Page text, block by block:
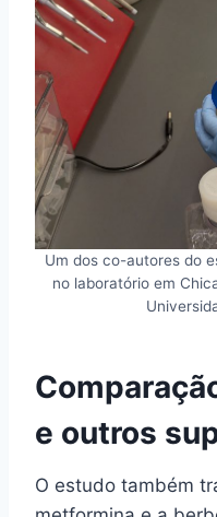
Um dos co-autores do
no laboratório em
e outros
O estudo também